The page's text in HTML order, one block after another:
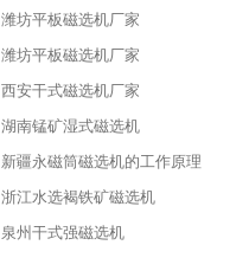
潍坊平板磁选机厂家
潍坊平板磁选机厂家
西安干式磁选机厂家
湖南锰矿湿式磁选机
新疆永磁筒磁选机的工作原理
浙江水选褐铁矿磁选机
泉州干式强磁选机